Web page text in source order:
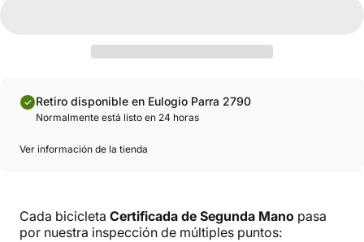
Retiro disponible en Eulogio Parra 2790
Normalmente está listo en 24 horas
Ver información de la tienda
Cada bicicleta Certificada de Segunda Mano pasa
por nuestra inspección de múltiples puntos: